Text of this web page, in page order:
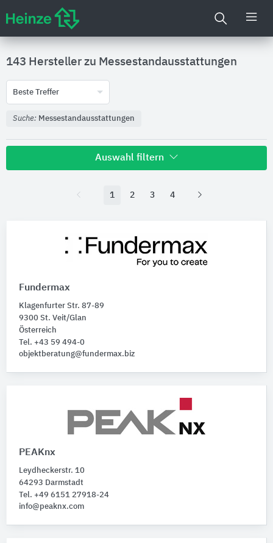
143 Hersteller zu Messestandausstattungen
Beste Treffer
Suche: Messestandausstattungen
Auswahl filtern
Audio-Videotechnik
Raumzellen
Basisgläser
1 2 3 4
Fundermax
Klagenfurter Str. 87-89
9300 St. Veit/Glan
Österreich
Tel. +43 59 494-0
objektberatung@fundermax.biz
PEAKnx
Leydheckerstr. 10
64293 Darmstadt
Tel. +49 6151 27918-24
info@peaknx.com